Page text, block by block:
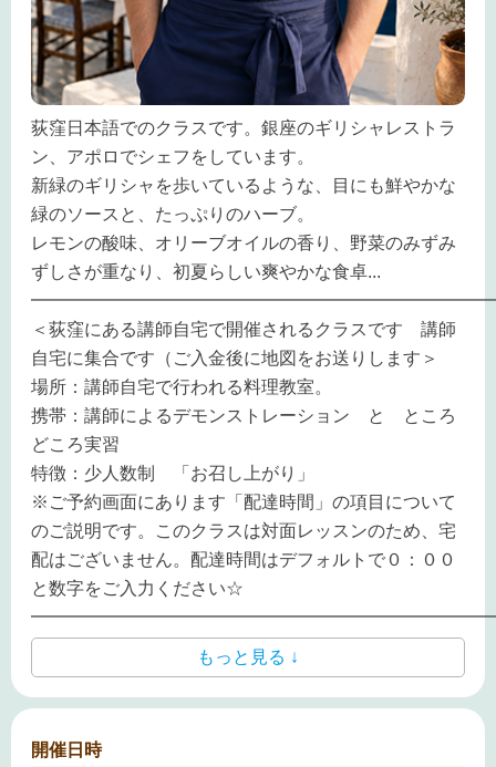
荻窪日本語でのクラスです。銀座のギリシャレストラ
ン、アポロでシェフをしています。
新緑のギリシャを歩いているような、目にも鮮やかな
緑のソースと、たっぷりのハーブ。
レモンの酸味、オリーブオイルの香り、野菜のみずみ
ずしさが重なり、初夏らしい爽やかな食卓...
＜荻窪にある講師自宅で開催されるクラスです 講師
自宅に集合です（ご入金後に地図をお送りします＞
場所：講師自宅で行われる料理教室。
携帯：講師によるデモンストレーション と ところ
どころ実習
特徴：少人数制 「お召し上がり」
※ご予約画面にあります「配達時間」の項目について
のご説明です。このクラスは対面レッスンのため、宅
配はございません。配達時間はデフォルトで０：００
と数字をご入力ください☆
もっと見る ↓
開催日時